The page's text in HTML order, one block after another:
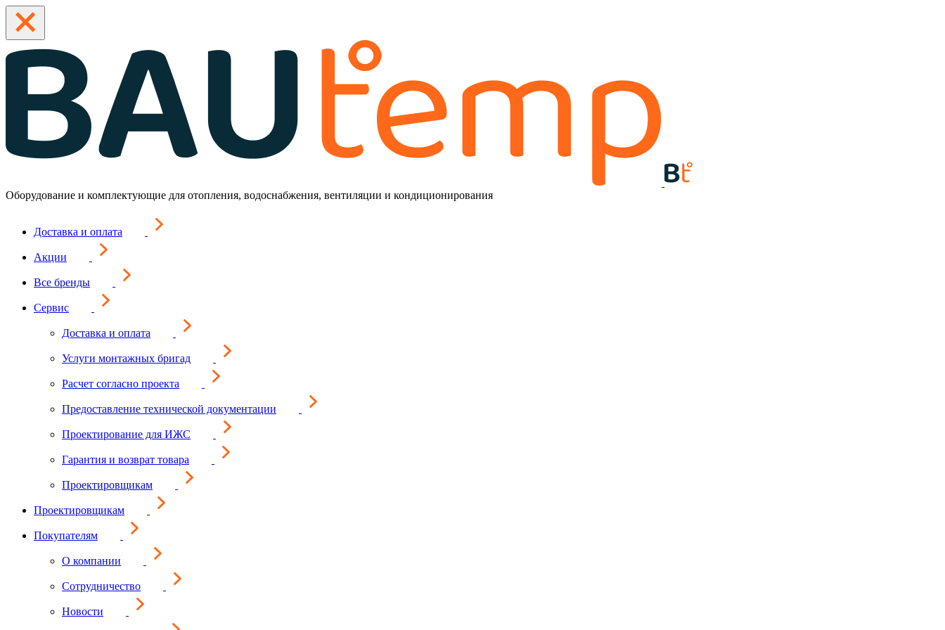
Оборудование и комплектующие для отопления, водоснабжения, вентиляции и кондиционирования
Доставка и оплата
Акции
Все бренды
Сервис
Доставка и оплата
Услуги монтажных бригад
Расчет согласно проекта
Предоставление технической документации
Проектирование для ИЖС
Гарантия и возврат товара
Проектировщикам
Проектировщикам
Покупателям
О компании
Сотрудничество
Новости